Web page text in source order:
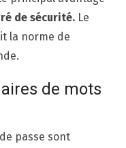
de sécurité. Le
la norme de
de mots
passe sont